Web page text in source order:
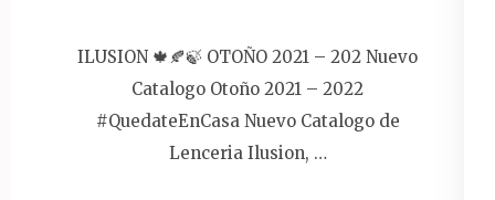
ILUSION 🍁🍂🍃 OTOÑO 2021 – 202 Nuevo
Catalogo Otoño 2021 – 2022
#QuedateEnCasa Nuevo Catalogo de
Lenceria Ilusion, …